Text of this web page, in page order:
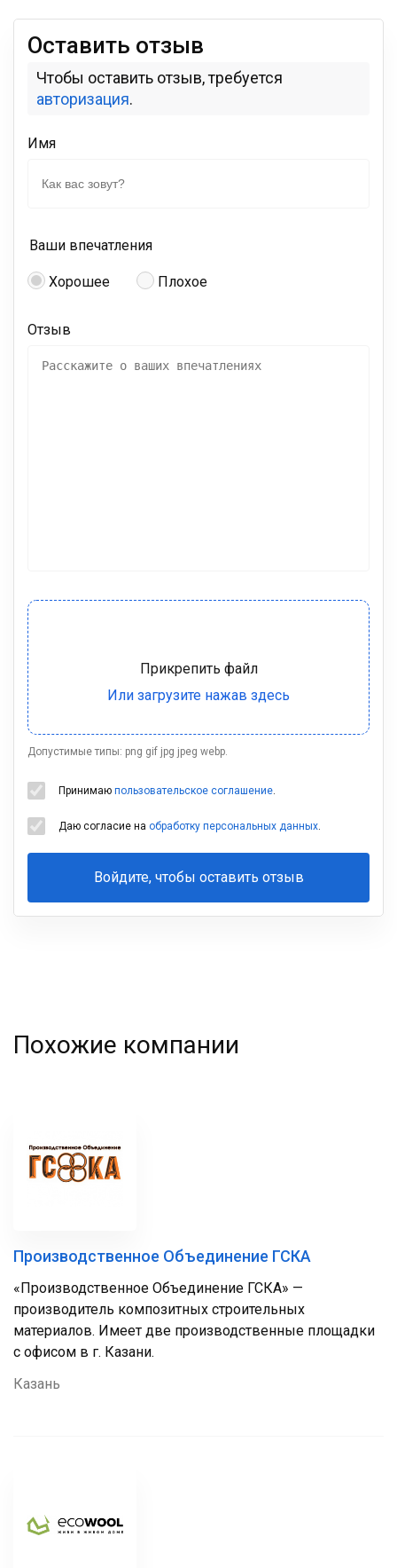
Оставить отзыв
Чтобы оставить отзыв, требуется
авторизация.
Имя
Ваши впечатления
Хорошее Плохое
Отзыв
Допустимые типы: png gif jpg jpeg webp.
Принимаю пользовательское соглашение.
Даю согласие на обработку персональных данных.
Войдите, чтобы оставить отзыв
Ваша
Похожие компании
Производственное Объединение ГСКА
«Производственное Объединение ГСКА» —
производитель композитных строительных
материалов. Имеет две производственные площадки
с офисом в г. Казани.
Казань